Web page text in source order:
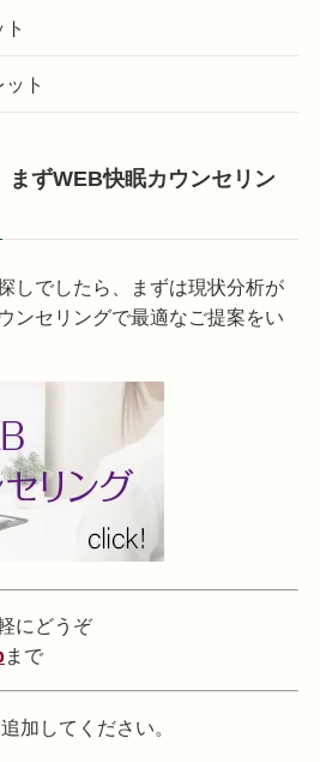
ト
まずWEB快眠カウンセリン
しでしたら、まずは現状分析が
ンセリングで最適なご提案をい
にどうぞ
まで
加してください。